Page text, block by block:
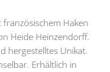
Haken
Heide Heinzendorff.
hergestelltes Unikat.
Erhältlich in